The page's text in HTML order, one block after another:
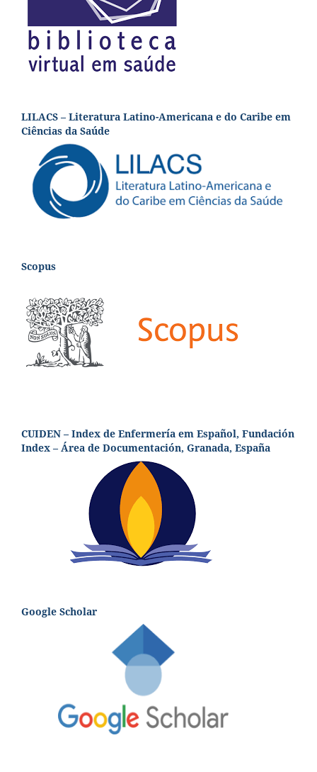
LILACS – Literatura Latino-Americana e do Caribe em
Ciências da Saúde
Scopus
CUIDEN – Index de Enfermería em Español, Fundación
Index – Área de Documentación, Granada, España
Google Scholar